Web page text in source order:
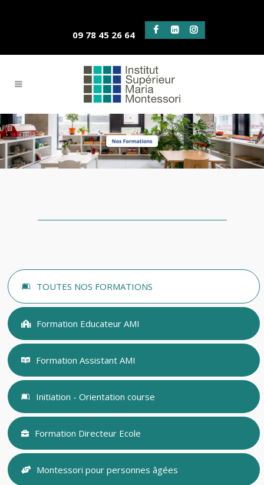
09 78 45 26 64
TOUTES NOS FORMATIONS
Formation Educateur AMI
Formation Assistant AMI
Initiation - Orientation course
Formation Directeur Ecole
Montessori pour personnes âgées